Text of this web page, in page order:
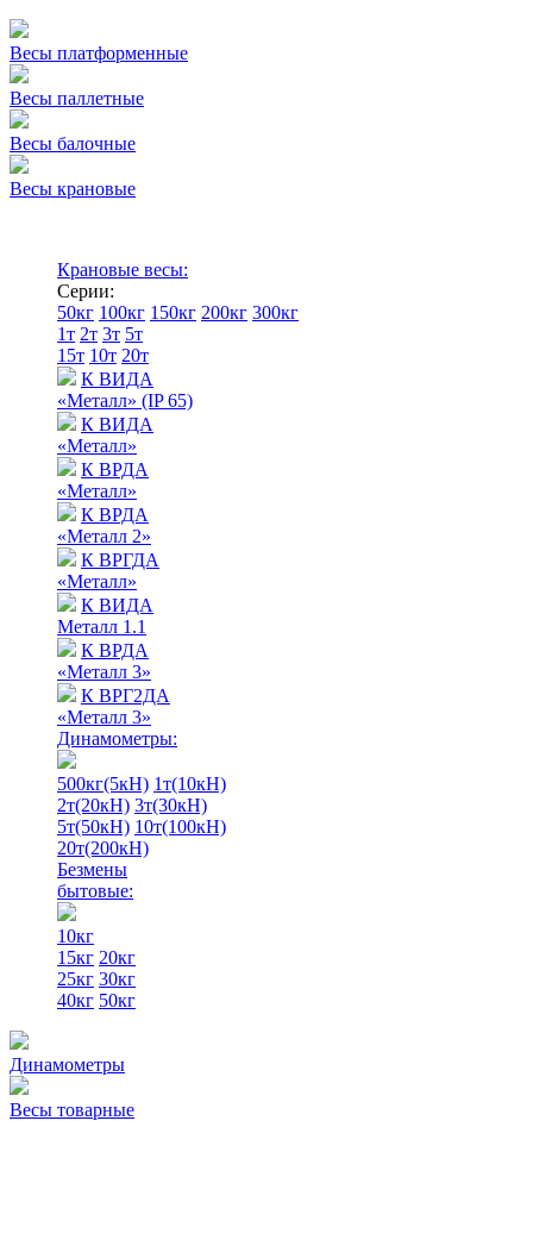
Весы платформенные
Весы паллетные
Весы балочные
Весы крановые
Крановые весы:
Серии:
50кг 100кг 150кг 200кг 300кг
1т 2т 3т 5т
15т 10т 20т
К ВИДА
«Металл» (IP 65)
К ВИДА
«Металл»
К ВРДА
«Металл»
К ВРДА
«Металл 2»
К ВРГДА
«Металл»
К ВИДА
Металл 1.1
К ВРДА
«Металл 3»
К ВРГ2ДА
«Металл 3»
Динамометры:
500кг(5кН) 1т(10кН)
2т(20кН) 3т(30кН)
5т(50кН) 10т(100кН)
20т(200кН)
Безмены
бытовые:
10кг
15кг 20кг
25кг 30кг
40кг 50кг
Динамометры
Весы товарные